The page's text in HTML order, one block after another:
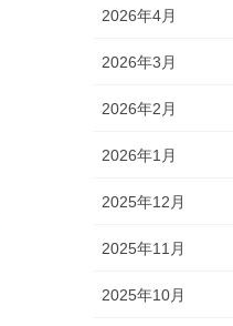
2026年4月
2026年3月
2026年2月
2026年1月
2025年12月
2025年11月
2025年10月